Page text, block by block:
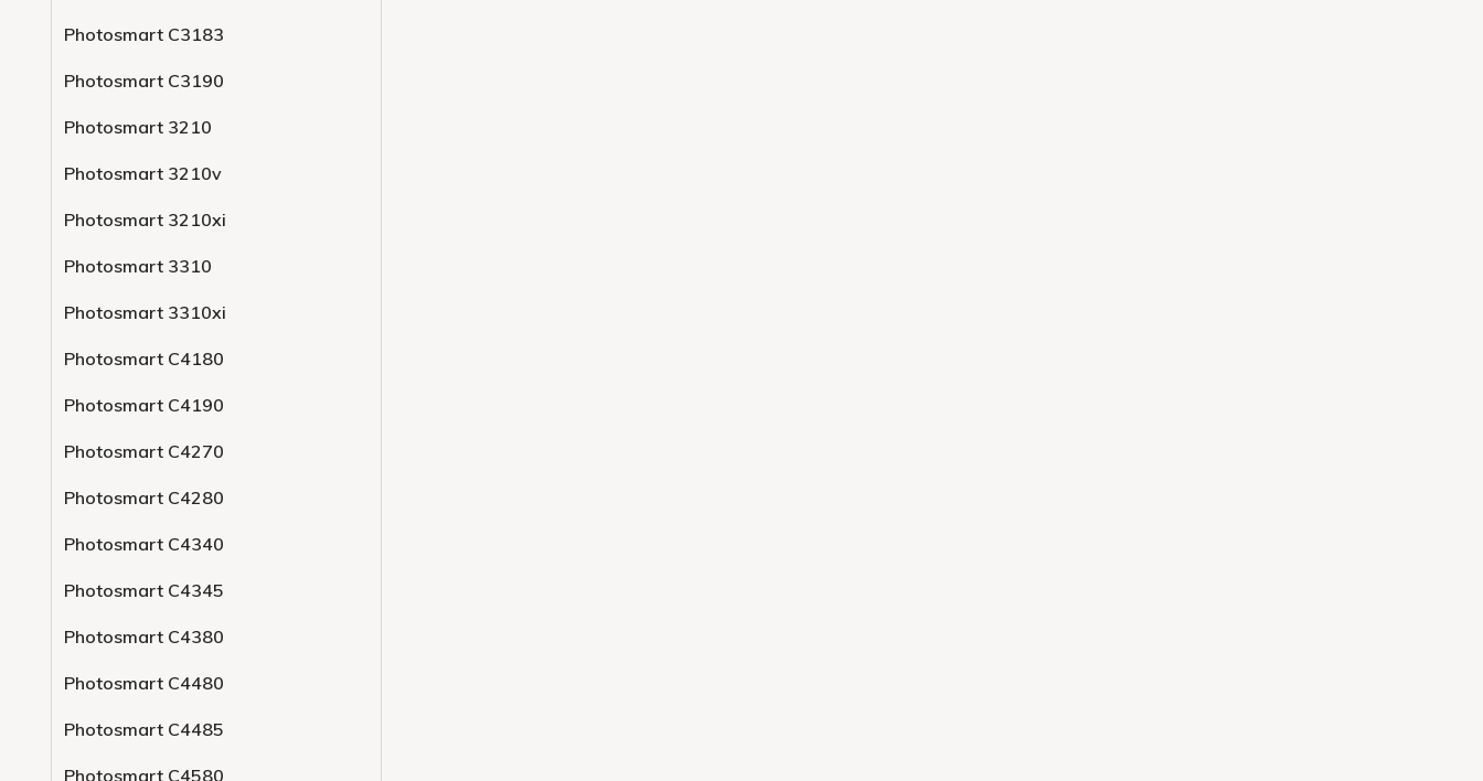
Photosmart C3183
Photosmart C3190
Photosmart 3210
Photosmart 3210v
Photosmart 3210xi
Photosmart 3310
Photosmart 3310xi
Photosmart C4180
Photosmart C4190
Photosmart C4270
Photosmart C4280
Photosmart C4340
Photosmart C4345
Photosmart C4380
Photosmart C4480
Photosmart C4485
Photosmart C4580